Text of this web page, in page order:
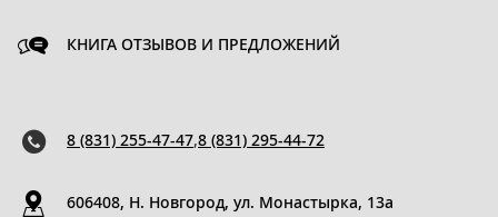
КНИГА ОТЗЫВОВ И ПРЕДЛОЖЕНИЙ
8 (831) 255-47-47,8 (831) 295-44-72
606408, Н. Новгород, ул. Монастырка, 13a